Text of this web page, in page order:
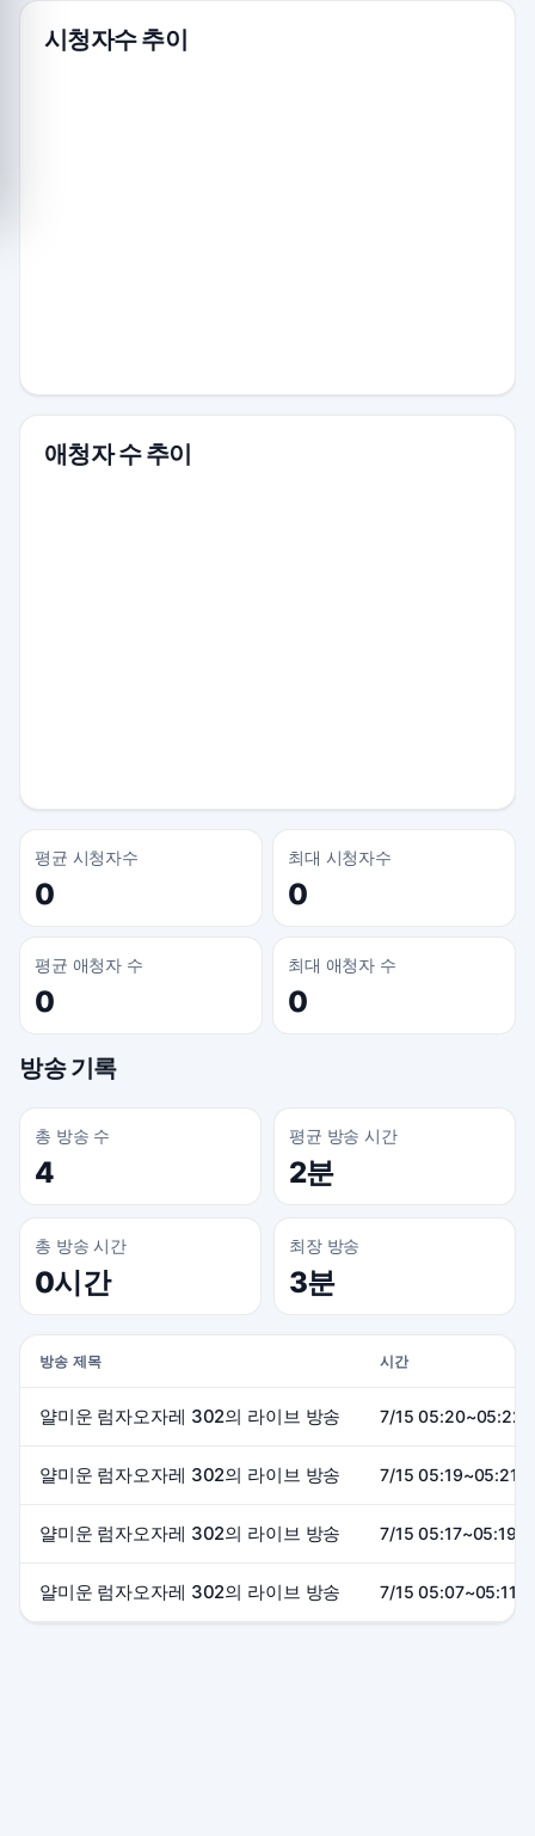
시청자수 추이
애청자 수 추이
평균 시청자수
0
최대 시청자수
0
평균 애청자 수
0
최대 애청자 수
0
방송 기록
총 방송 수
4
평균 방송 시간
2분
총 방송 시간
0시간
최장 방송
3분
방송 제목 시간
얄미운 럼자오자레 302의 라이브 방송 7/15 05:20~05:22
얄미운 럼자오자레 302의 라이브 방송 7/15 05:19~05:21
얄미운 럼자오자레 302의 라이브 방송 7/15 05:17~05:19
얄미운 럼자오자레 302의 라이브 방송 7/15 05:07~05:11